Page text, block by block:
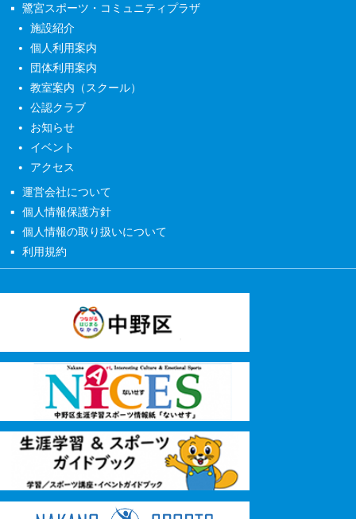
鷺宮スポーツ・コミュニティプラザ
施設紹介
個人利用案内
団体利用案内
教室案内（スクール）
公認クラブ
お知らせ
イベント
アクセス
運営会社について
個人情報保護方針
個人情報の取り扱いについて
利用規約